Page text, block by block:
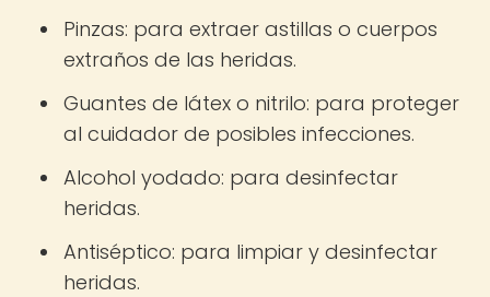
Pinzas: para extraer astillas o cuerpos
extraños de las heridas.
Guantes de látex o nitrilo: para proteger
al cuidador de posibles infecciones.
Alcohol yodado: para desinfectar
heridas.
Antiséptico: para limpiar y desinfectar
heridas.